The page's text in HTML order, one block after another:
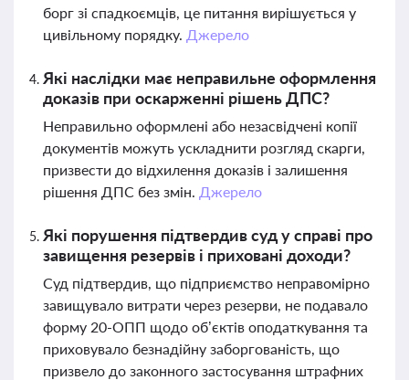
борг зі спадкоємців, це питання вирішується у
цивільному порядку. Джерело
Які наслідки має неправильне оформлення
доказів при оскарженні рішень ДПС?
Неправильно оформлені або незасвідчені копії
документів можуть ускладнити розгляд скарги,
призвести до відхилення доказів і залишення
рішення ДПС без змін. Джерело
Які порушення підтвердив суд у справі про
завищення резервів і приховані доходи?
Суд підтвердив, що підприємство неправомірно
завищувало витрати через резерви, не подавало
форму 20-ОПП щодо об’єктів оподаткування та
приховувало безнадійну заборгованість, що
призвело до законного застосування штрафних